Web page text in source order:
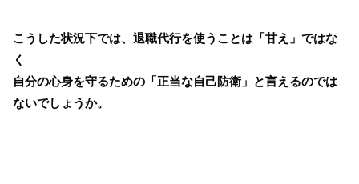
こうした状況下では、退職代行を使うことは「甘え」ではな
く
自分の心身を守るための「正当な自己防衛」と言えるのでは
ないでしょうか。